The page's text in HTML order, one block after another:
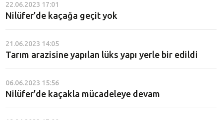
22.06.2023 17:01
Nilüfer’de kaçağa geçit yok
21.06.2023 14:05
Tarım arazisine yapılan lüks yapı yerle bir edildi
06.06.2023 15:56
Nilüfer’de kaçakla mücadeleye devam